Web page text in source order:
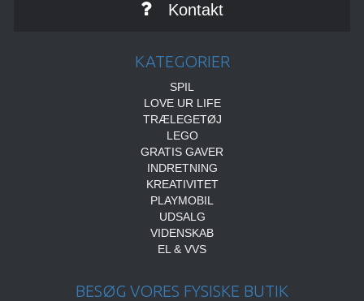
Kontakt
KATEGORIER
SPIL
LOVE UR LIFE
TRÆLEGETØJ
LEGO
GRATIS GAVER
INDRETNING
KREATIVITET
PLAYMOBIL
UDSALG
VIDENSKAB
EL & VVS
BESØG VORES FYSISKE BUTIK